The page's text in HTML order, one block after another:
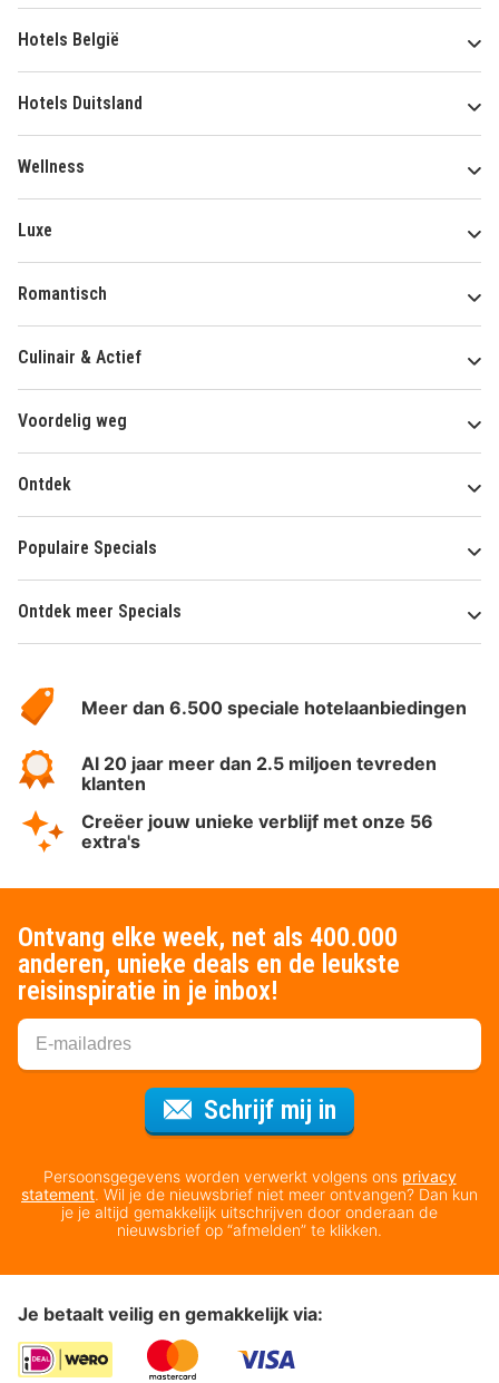
Hotels België
Hotels Duitsland
Wellness
Luxe
Romantisch
Culinair & Actief
Voordelig weg
Ontdek
Populaire Specials
Ontdek meer Specials
HotelSpecials
Meer dan 6.500 speciale hotelaanbiedingen
Al 20 jaar meer dan 2.5 miljoen tevreden
klanten
Creëer jouw unieke verblijf met onze 56
extra's
Ontvang elke week, net als 400.000
anderen, unieke deals en de leukste
reisinspiratie in je inbox!
Schrijf mij in
Persoonsgegevens worden verwerkt volgens ons privacy
statement. Wil je de nieuwsbrief niet meer ontvangen? Dan kun
je je altijd gemakkelijk uitschrijven door onderaan de
nieuwsbrief op “afmelden” te klikken.
Je betaalt veilig en gemakkelijk via: